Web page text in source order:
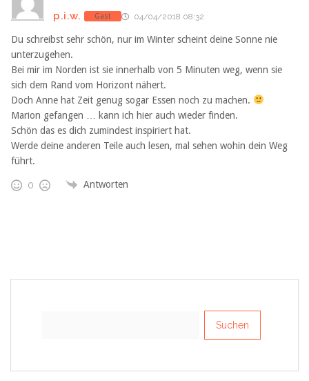
p.i.w. Gast 04/04/2018 08:32
Du schreibst sehr schön, nur im Winter scheint deine Sonne nie
unterzugehen.
Bei mir im Norden ist sie innerhalb von 5 Minuten weg, wenn sie
sich dem Rand vom Horizont nähert.
Doch Anne hat Zeit genug sogar Essen noch zu machen.
Marion gefangen … kann ich hier auch wieder finden.
Schön das es dich zumindest inspiriert hat.
Werde deine anderen Teile auch lesen, mal sehen wohin dein Weg
führt.
0 Antworten